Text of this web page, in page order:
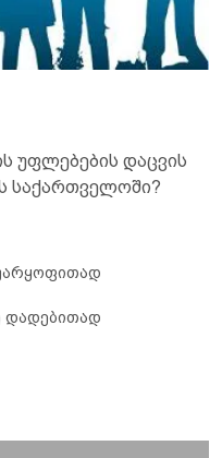
უფლებების დაცვის
საქართველოში?
დადებითად